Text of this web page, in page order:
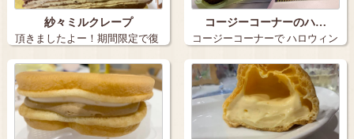
紗々ミルクレープ
頂きましたよー！期間限定で復
活‼︎ 私…
コージーコーナーのハ…
コージーコーナーで ハロウィン
のケーキ…